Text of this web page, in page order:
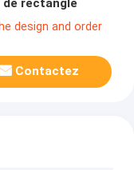
de rectangle
design and order
Contactez